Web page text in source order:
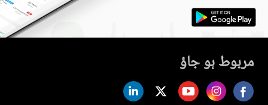
مربوط ہو جاؤ